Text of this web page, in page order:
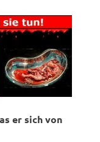
er sich von